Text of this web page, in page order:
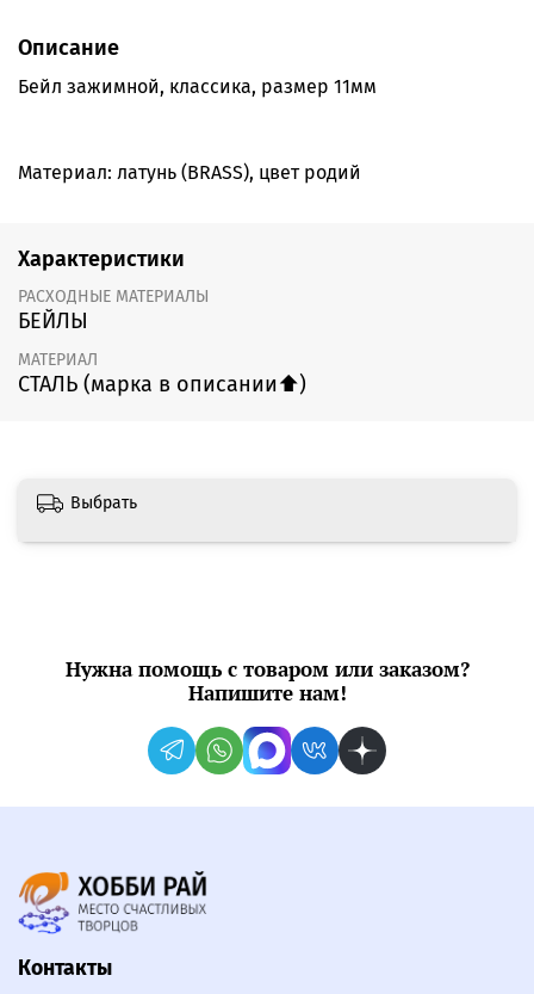
Описание
Бейл зажимной, классика, размер 11мм
Материал: латунь (BRASS), цвет родий
Характеристики
РАСХОДНЫЕ МАТЕРИАЛЫ
БЕЙЛЫ
МАТЕРИАЛ
СТАЛЬ (марка в описании⬆️)
Выбрать
Нужна помощь с товаром или заказом?
Напишите нам!
Контакты